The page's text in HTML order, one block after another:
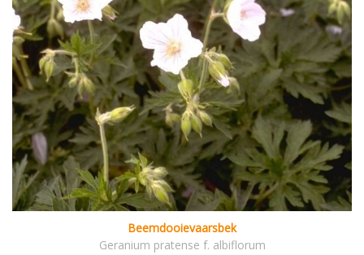
Beemdooievaarsbek
Geranium pratense f. albiflorum